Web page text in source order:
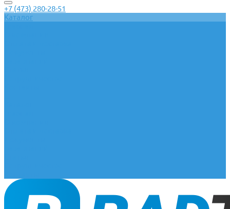
+7 (473) 280-28-51
Каталог